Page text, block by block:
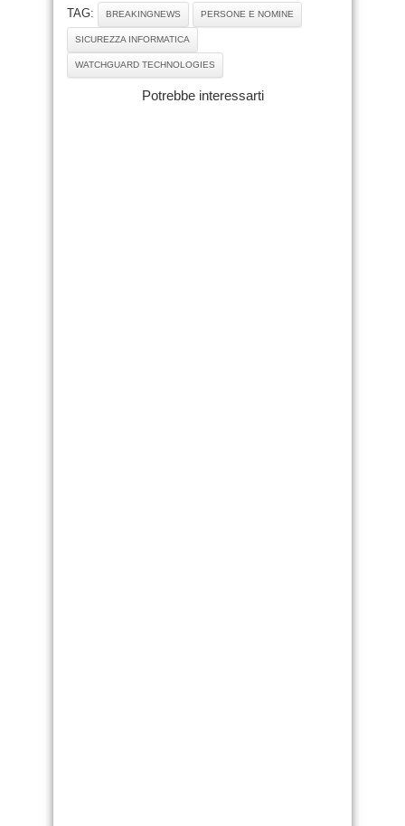
TAG: BREAKINGNEWS PERSONE E NOMINE
SICUREZZA INFORMATICA
WATCHGUARD TECHNOLOGIES
Potrebbe interessarti